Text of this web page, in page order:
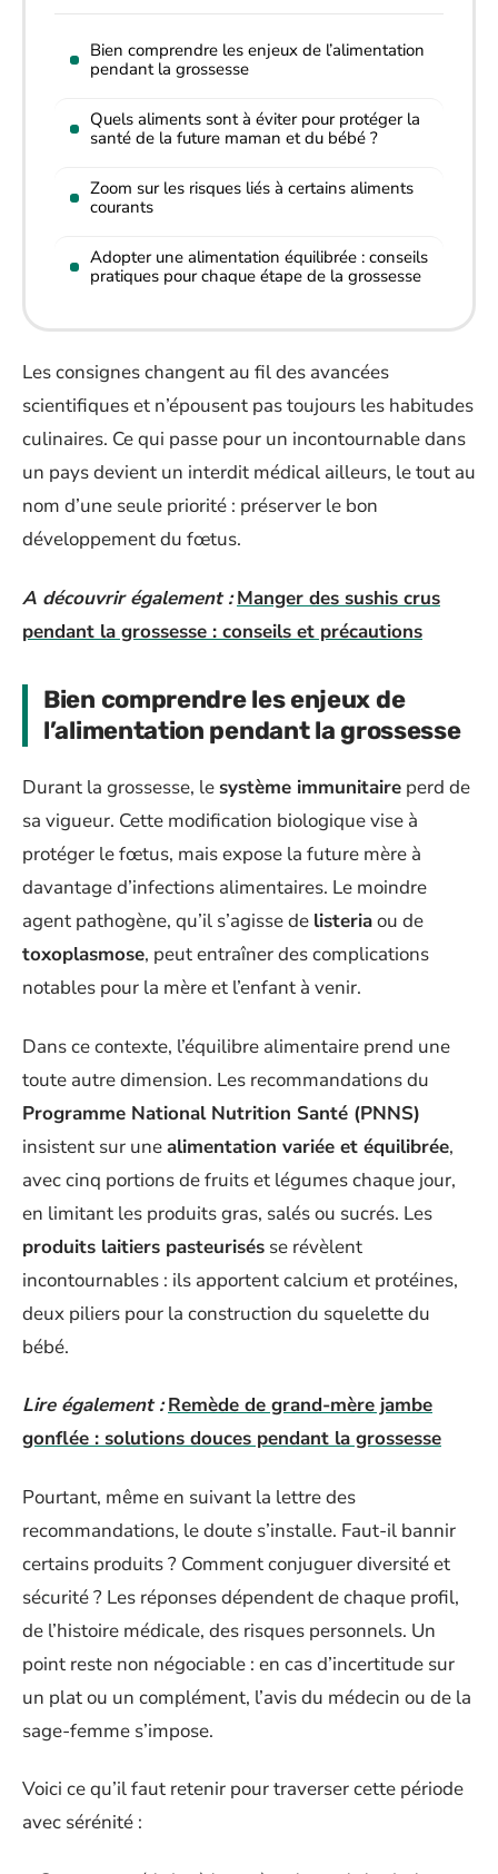
Bien comprendre les enjeux de l’alimentation
pendant la grossesse
Quels aliments sont à éviter pour protéger la
santé de la future maman et du bébé ?
Zoom sur les risques liés à certains aliments
courants
Adopter une alimentation équilibrée : conseils
pratiques pour chaque étape de la grossesse
Les consignes changent au fil des avancées
scientifiques et n’épousent pas toujours les habitudes
culinaires. Ce qui passe pour un incontournable dans
un pays devient un interdit médical ailleurs, le tout au
nom d’une seule priorité : préserver le bon
développement du fœtus.
A découvrir également : Manger des sushis crus
pendant la grossesse : conseils et précautions
Bien comprendre les enjeux de
l’alimentation pendant la grossesse
Durant la grossesse, le système immunitaire perd de
sa vigueur. Cette modification biologique vise à
protéger le fœtus, mais expose la future mère à
davantage d’infections alimentaires. Le moindre
agent pathogène, qu’il s’agisse de listeriaou de
toxoplasmose, peut entraîner des complications
notables pour la mère et l’enfant à venir.
Dans ce contexte, l’équilibre alimentaire prend une
toute autre dimension. Les recommandations du
Programme National Nutrition Santé (PNNS)
insistent sur unealimentation variée et équilibrée,
avec cinq portions de fruits et légumes chaque jour,
en limitant les produits gras, salés ou sucrés. Les
produits laitiers pasteurisés se révèlent
incontournables : ils apportent calcium et protéines,
deux piliers pour la construction du squelette du
bébé.
Lire également : Remède de grand-mère jambe
gonflée : solutions douces pendant la grossesse
Pourtant, même en suivant la lettre des
recommandations, le doute s’installe. Faut-il bannir
certains produits ? Comment conjuguer diversité et
sécurité ? Les réponses dépendent de chaque profil,
de l’histoire médicale, des risques personnels. Un
point reste non négociable : en cas d’incertitude sur
un plat ou un complément, l’avis du médecin ou de la
sage-femme s’impose.
Voici ce qu’il faut retenir pour traverser cette période
avec sérénité :